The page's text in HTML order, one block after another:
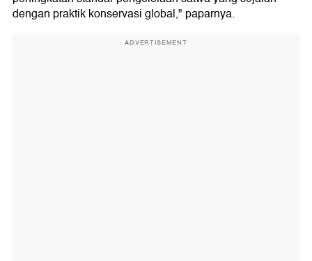
dengan praktik konservasi global," paparnya.
ADVERTISEMENT